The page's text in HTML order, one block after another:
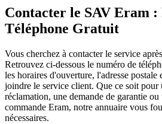
Contacter le SAV Eram :
Téléphone Gratuit
Vous cherchez à contacter le service
Retrouvez ci-dessous le numéro de
les horaires d'ouverture, l'adresse postale
joindre le service client. Que ce soit
réclamation, une demande de garantie
commande Eram, notre annuaire vous
nécessaires.